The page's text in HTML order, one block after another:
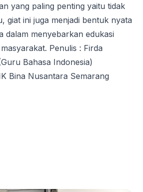
yang paling penting yaitu tidak
giat ini juga menjadi bentuk nyata
dalam menyebarkan edukasi
Penulis : Firda
Bahasa Indonesia)
Bina Nusantara Semarang